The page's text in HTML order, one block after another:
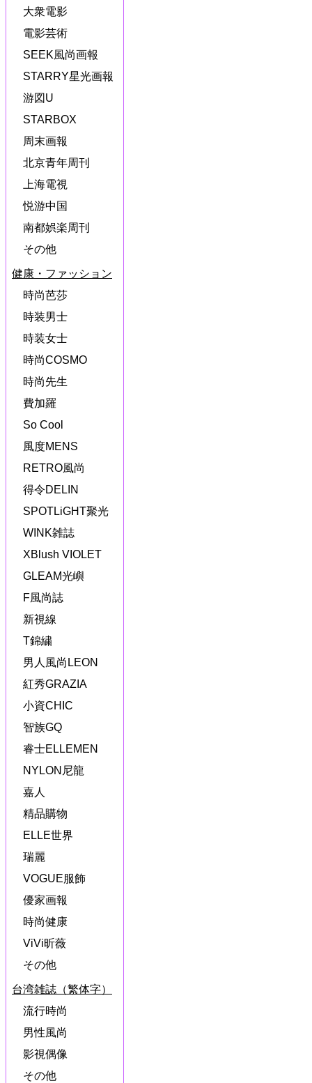
大衆電影
電影芸術
SEEK風尚画報
STARRY星光画報
游図U
STARBOX
周末画報
北京青年周刊
上海電視
悦游中国
南都娯楽周刊
その他
健康・ファッション
時尚芭莎
時装男士
時装女士
時尚COSMO
時尚先生
費加羅
So Cool
風度MENS
RETRO風尚
得令DELIN
SPOTLiGHT聚光
WINK雑誌
XBlush VIOLET
GLEAM光嶼
F風尚誌
新視線
T錦繍
男人風尚LEON
紅秀GRAZIA
小資CHIC
智族GQ
睿士ELLEMEN
NYLON尼龍
嘉人
精品購物
ELLE世界
瑞麗
VOGUE服飾
優家画報
時尚健康
ViVi昕薇
その他
台湾雑誌（繁体字）
流行時尚
男性風尚
影視偶像
その他